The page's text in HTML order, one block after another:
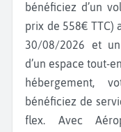
bénéficiez d’un
prix de 558€ TTC)
30/08/2026 et
d’un espace tout-
hébergement,
bénéficiez de
flex. Avec